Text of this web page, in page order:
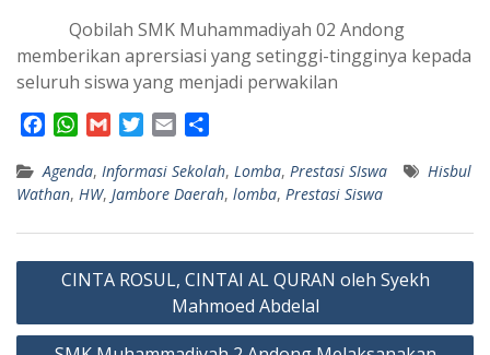
Qobilah SMK Muhammadiyah 02 Andong
memberikan aprersiasi yang setinggi-tingginya kepada
seluruh siswa yang menjadi perwakilan
c
e
o
W
a
t
p
p
a
i
i
t
r
a
i
a
r
Agenda, Informasi Sekolah, Lomba, Prestasi SIswa
Hisbul
Wathan, HW, Jambore Daerah, lomba, Prestasi Siswa
Navigasi
CINTA ROSUL, CINTAI AL QURAN oleh Syekh
Mahmoed Abdelal